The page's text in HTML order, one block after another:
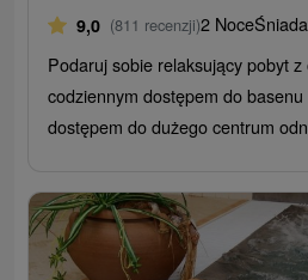
9,0 (811 recenzji)2 Noce
Podaruj sobie relaksujący pobyt z
codziennym dostępem do
dostępem do dużego centrum